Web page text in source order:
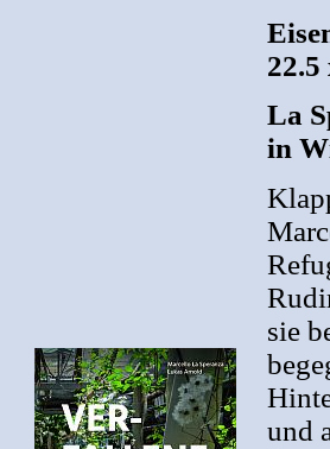
22.5
La
in
sie
und